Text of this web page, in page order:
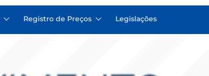
Registro de Preços Legislações